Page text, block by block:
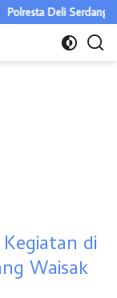
Serdang Musnahkan
di
Waisak